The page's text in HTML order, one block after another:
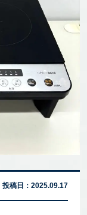
投稿日： 2025.09.17